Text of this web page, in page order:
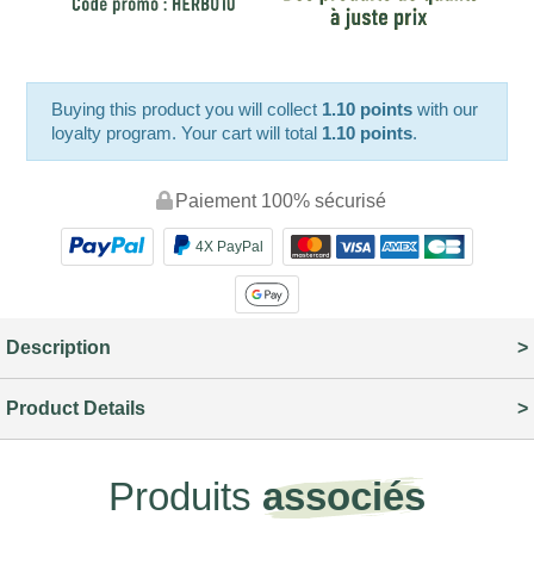
Buying this product you will collect 1.10 points with our
loyalty program. Your cart will total 1.10 points.
Paiement 100% sécurisé
4X PayPal
Description
Product Details
Produits associés